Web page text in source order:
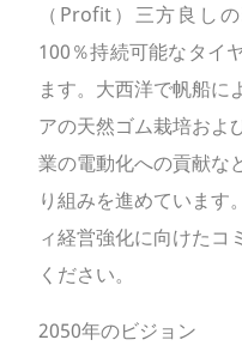
（Profit）三方良し
100％持続可能なタイ
ます。大西洋で帆船に
アの天然ゴム栽培およ
業の電動化への貢献な
り組みを進めています
ィ経営強化に向けたコ
ください。
2050年のビジョン